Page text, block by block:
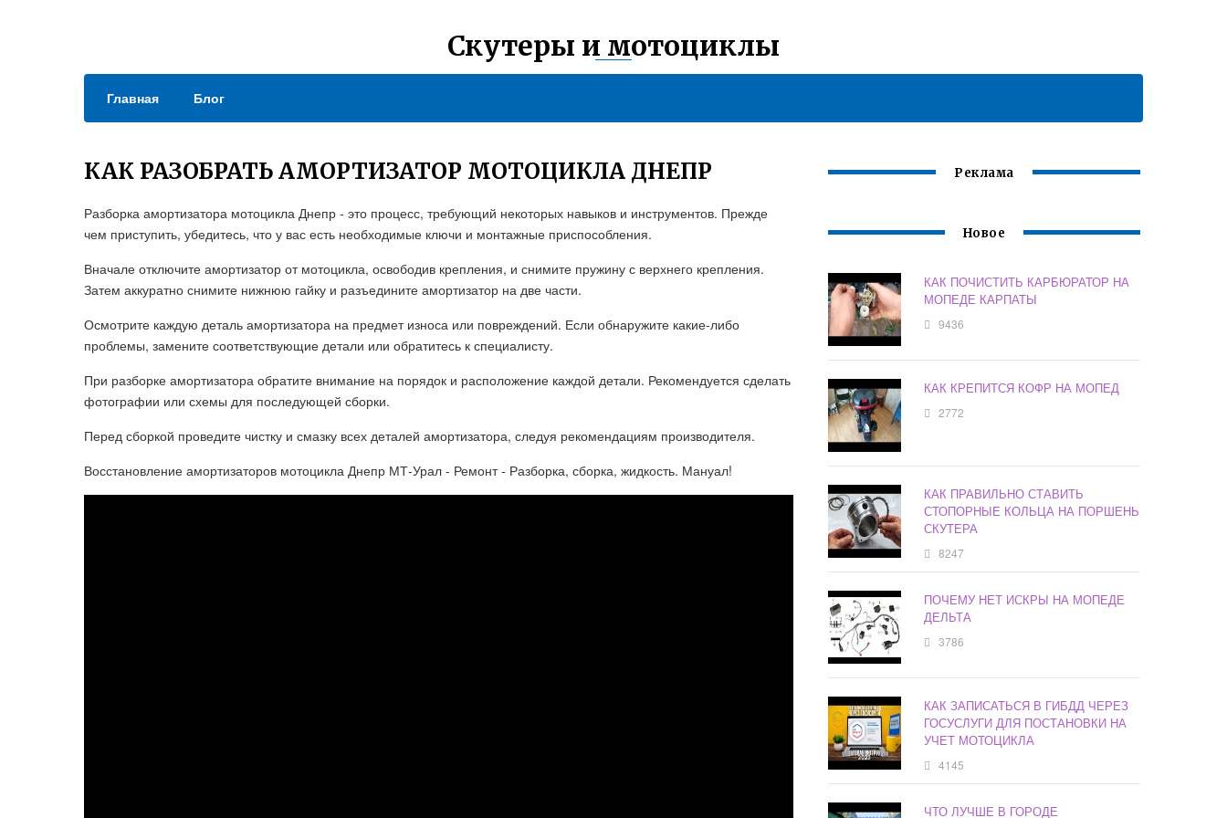
Скутеры и мотоциклы
Главная Блог
КАК РАЗОБРАТЬ АМОРТИЗАТОР МОТОЦИКЛА ДНЕПР
Разборка амортизатора мотоцикла Днепр - это процесс, требующий некоторых навыков и инструментов. Прежде
чем приступить, убедитесь, что у вас есть необходимые ключи и монтажные приспособления.
Вначале отключите амортизатор от мотоцикла, освободив крепления, и снимите пружину с верхнего крепления.
Затем аккуратно снимите нижнюю гайку и разъедините амортизатор на две части.
Осмотрите каждую деталь амортизатора на предмет износа или повреждений. Если обнаружите какие-либо
проблемы, замените соответствующие детали или обратитесь к специалисту.
При разборке амортизатора обратите внимание на порядок и расположение каждой детали. Рекомендуется сделать
фотографии или схемы для последующей сборки.
Перед сборкой проведите чистку и смазку всех деталей амортизатора, следуя рекомендациям производителя.
Восстановление амортизаторов мотоцикла Днепр МТ-Урал - Ремонт - Разборка, сборка, жидкость. Мануал!
Реклама
Новое
КАК ПОЧИСТИТЬ КАРБЮРАТОР НА
МОПЕДЕ КАРПАТЫ
9436
КАК КРЕПИТСЯ КОФР НА МОПЕД
2772
КАК ПРАВИЛЬНО СТАВИТЬ
СТОПОРНЫЕ КОЛЬЦА НА ПОРШЕНЬ
СКУТЕРА
8247
ПОЧЕМУ НЕТ ИСКРЫ НА МОПЕДЕ
ДЕЛЬТА
3786
КАК ЗАПИСАТЬСЯ В ГИБДД ЧЕРЕЗ
ГОСУСЛУГИ ДЛЯ ПОСТАНОВКИ НА
УЧЕТ МОТОЦИКЛА
4145
ЧТО ЛУЧШЕ В ГОРОДЕ